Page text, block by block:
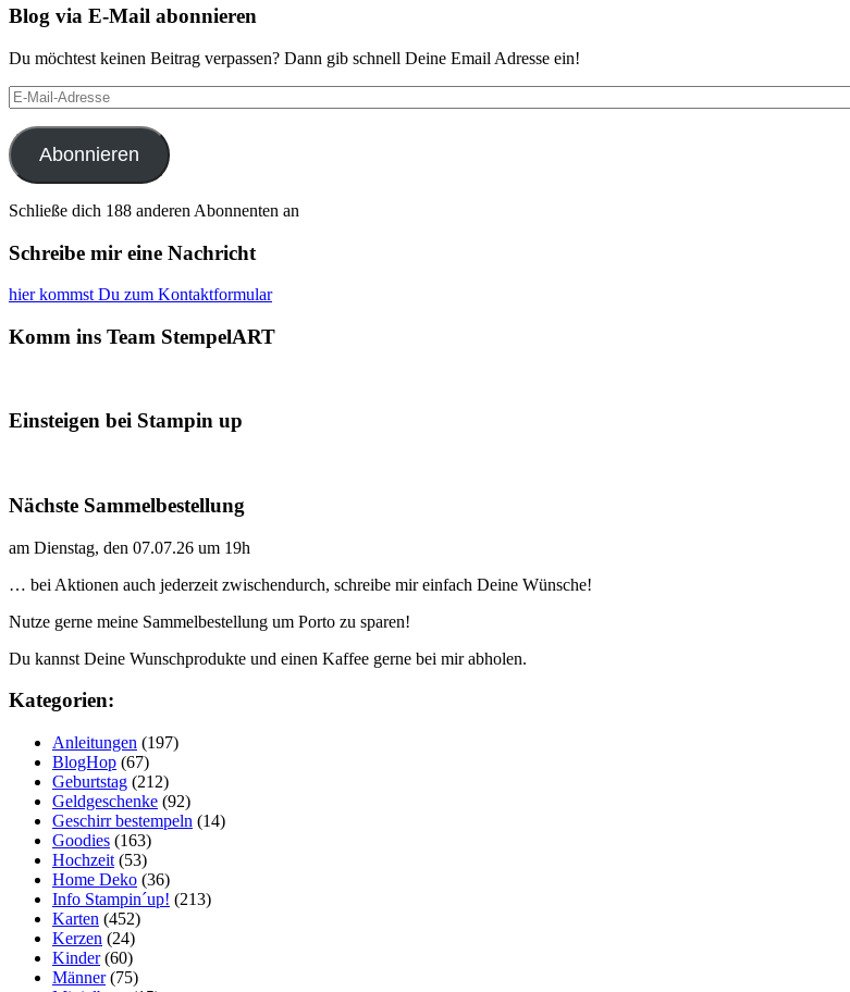
Blog via E-Mail abonnieren
Du möchtest keinen Beitrag verpassen? Dann gib schnell Deine Email Adresse ein!
E-
Mail-
Adresse
Abonnieren
Schließe dich 188 anderen Abonnenten an
Schreibe mir eine Nachricht
hier kommst Du zum Kontaktformular
Komm ins Team StempelART
Einsteigen bei Stampin up
Nächste Sammelbestellung
am Dienstag, den 07.07.26 um 19h
… bei Aktionen auch jederzeit zwischendurch, schreibe mir einfach Deine Wünsche!
Nutze gerne meine Sammelbestellung um Porto zu sparen!
Du kannst Deine Wunschprodukte und einen Kaffee gerne bei mir abholen.
Kategorien:
Anleitungen (197)
BlogHop (67)
Geburtstag (212)
Geldgeschenke (92)
Geschirr bestempeln (14)
Goodies (163)
Hochzeit (53)
Home Deko (36)
Info Stampin´up! (213)
Karten (452)
Kerzen (24)
Kinder(60)
Männer(75)